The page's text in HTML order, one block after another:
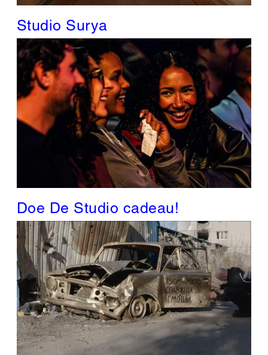
Studio Surya
Doe De Studio cadeau!